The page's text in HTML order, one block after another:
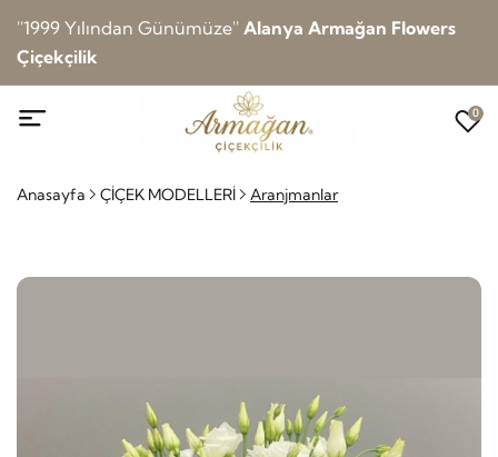
''1999 Yılından Günümüze'' Alanya Armağan Flowers
Çiçekçilik
0
Anasayfa ÇİÇEK MODELLERİ Aranjmanlar